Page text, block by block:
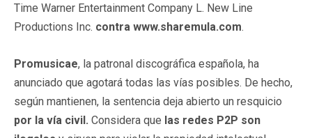
Time Warner Entertainment Company L. New Line
Productions Inc. contra www.sharemula.com.
Promusicae, la patronal discográfica española, ha
anunciado que agotará todas las vías posibles. De hecho,
según mantienen, la sentencia deja abierto un resquicio
por la vía civil. Considera que las redes P2P son